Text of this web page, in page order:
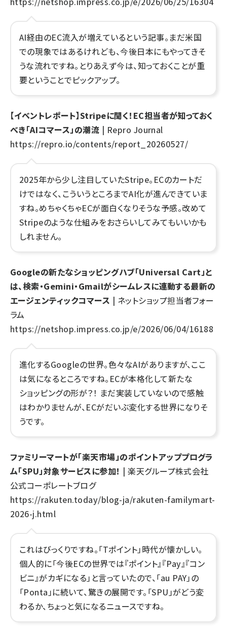
AI経由のEC流入が増えているという記事。まだ米国
での現象ではあるけれども、今後日本にもやってきそ
うな流れですね。とりあえず今は、知っておくことが重
要ということでピックアップ。
【イベントレポート】Stripeに聞く！EC担当者が知っておく
べき「AIコマース」の潮流 | Repro Journal
https://repro.io/contents/report_20260527/
2025年から少し注目していたStripe。ECのカートだ
けではなく、こういうところまでAI化が進んできていま
すね。めちゃくちゃECが面白くなりそうな予感。改めて
Stripeのような仕組みをおさらいしてみてもいいかも
しれません。
Googleの新たなショッピングハブ「Universal Cart」と
は、検索・Gemini・Gmailがシームレスに連動する最新の
エージェンティックコマース | ネットショップ担当者フォー
ラム
https://netshop.impress.co.jp/e/2026/06/04/16188
進化するGoogleの世界。色々なAIがありますが、ここ
は気になるところですね。ECが本格化して新たな
ショッピングの形が？！ まだ実装していないので感触
はわかりませんが、ECがだいぶ変化する世界になりそ
うです。
ファミリーマートが「楽天市場」のポイントアッププログラ
ム「SPU」対象サービスに参加！ | 楽天グループ株式会社
公式コーポレートブログ
https://rakuten.today/blog-ja/rakuten-familymart-
2026-j.html
これはびっくりですね。「Tポイント」時代が懐かしい。
個人的に「今後ECの世界では『ポイント』『Pay』『コン
ビニ』がカギになる」と言っていたので、「au PAY」の
「Ponta」に続いて、驚きの展開です。「SPU」がどう変
わるか、ちょっと気になるニュースですね。